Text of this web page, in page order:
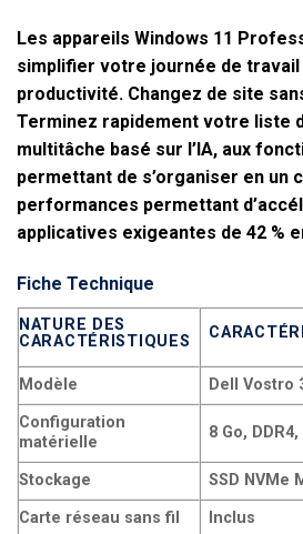
Les appareils Windows 11
simplifier votre journée de
productivité. Changez de site
Terminez rapidement votre liste
multitâche basé sur l’IA, aux
permettant de s’organiser en un
performances permettant
applicatives exigeantes de 42 %
Fiche Technique
NATURE DES
CARACTÉRISTIQUES
Modèle
Dell Vostro
Configuration
matérielle
8 Go,
Stockage
SSD NVMe
Carte réseau sans fil
Inclus